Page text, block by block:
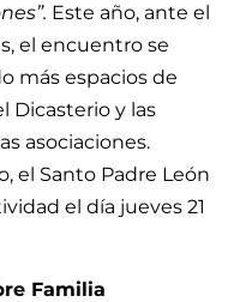
Este año, ante el
el encuentro se
más espacios de
Dicasterio y las
asociaciones.
el Santo Padre León
el día jueves 21
Familia